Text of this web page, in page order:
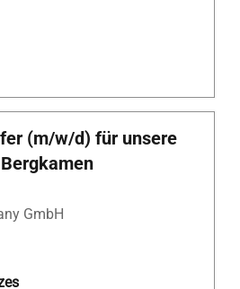
(m/w/d) für unsere
GmbH